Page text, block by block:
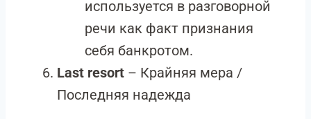
используется в разговорной
речи как факт признания
себя банкротом.
Last resort – Крайняя мера /
Последняя надежда